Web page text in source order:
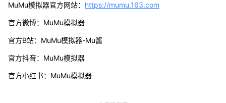
MuMu模拟器官方网站： https://mumu.163.com
官方微博：MuMu模拟器
官方B站：MuMu模拟器-Mu酱
官方抖音：MuMu模拟器
官方小红书：MuMu模拟器